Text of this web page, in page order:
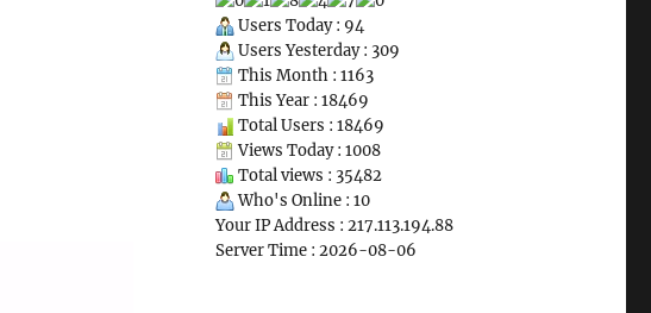
Users Today : 94
Users Yesterday : 309
This Month : 1163
This Year : 18469
Total Users : 18469
Views Today : 1008
Total views : 35482
Who's Online : 10
Your IP Address : 217.113.194.88
Server Time : 2026-08-06